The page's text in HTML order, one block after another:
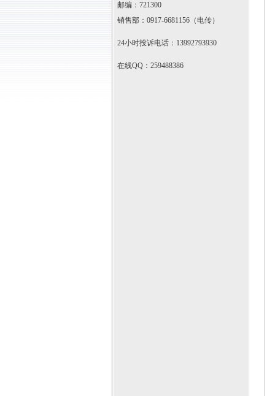
邮编：721300
销售部：0917-6681156（电传）
24小时投诉电话：13992793930
在线QQ：259488386